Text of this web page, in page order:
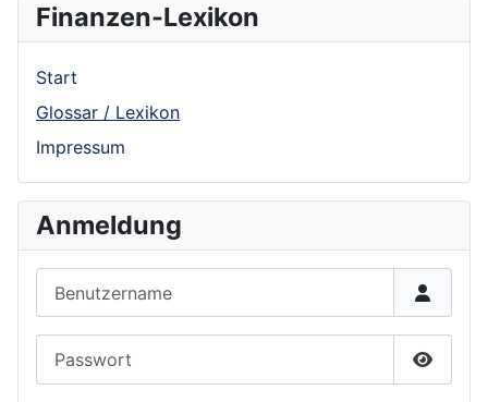
Finanzen-Lexikon
Start
Glossar / Lexikon
Impressum
Anmeldung
Show